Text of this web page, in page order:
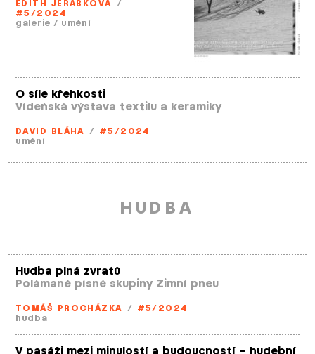
EDITH JEŘÁBKOVÁ /
#5/2024
galerie / umění
O síle křehkosti
Vídeňská výstava textilu a keramiky
DAVID BLÁHA / #5/2024
umění
HUDBA
Hudba plná zvratů
Polámané písně skupiny Zimní pneu
TOMÁŠ PROCHÁZKA / #5/2024
hudba